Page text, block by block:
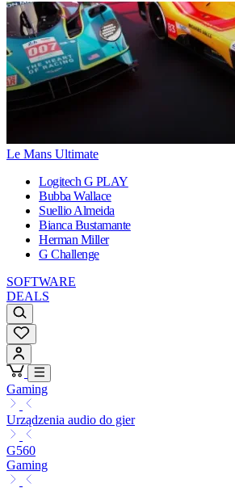
Le Mans Ultimate
Logitech G PLAY
Bubba Wallace
Suellio Almeida
Bianca Bustamante
Herman Miller
G Challenge
SOFTWARE
DEALS
Gaming
Urządzenia audio do gier
G560
Gaming